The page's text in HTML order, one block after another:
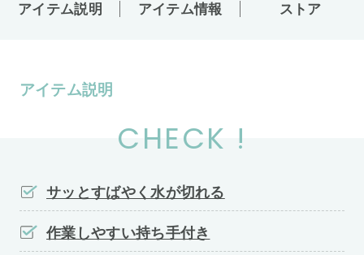
アイテム説明 アイテム情報 ストア
アイテム説明
CHECK !
サッとすばやく水が切れる
作業しやすい持ち手付き